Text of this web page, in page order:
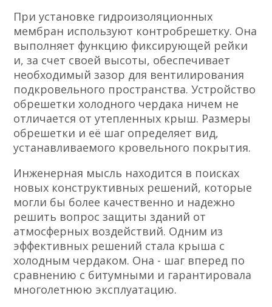
При установке гидроизоляционных
мембран используют контробрешетку. Она
выполняет функцию фиксирующей рейки
и, за счет своей высоты, обеспечивает
необходимый зазор для вентилирования
подкровельного пространства. Устройство
обрешетки холодного чердака ничем не
отличается от утепленных крыш. Размеры
обрешетки и её шаг определяет вид,
устанавливаемого кровельного покрытия.
Инженерная мысль находится в поисках
новых конструктивных решений, которые
могли бы более качественно и надежно
решить вопрос защиты зданий от
атмосферных воздействий. Одним из
эффективных решений стала крыша с
холодным чердаком. Она - шаг вперед по
сравнению с битумными и гарантировала
многолетнюю эксплуатацию.